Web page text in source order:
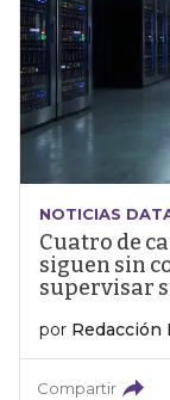
NOTICIAS
Cuatro de
siguen sin
supervisar
por Redacción
Compartir